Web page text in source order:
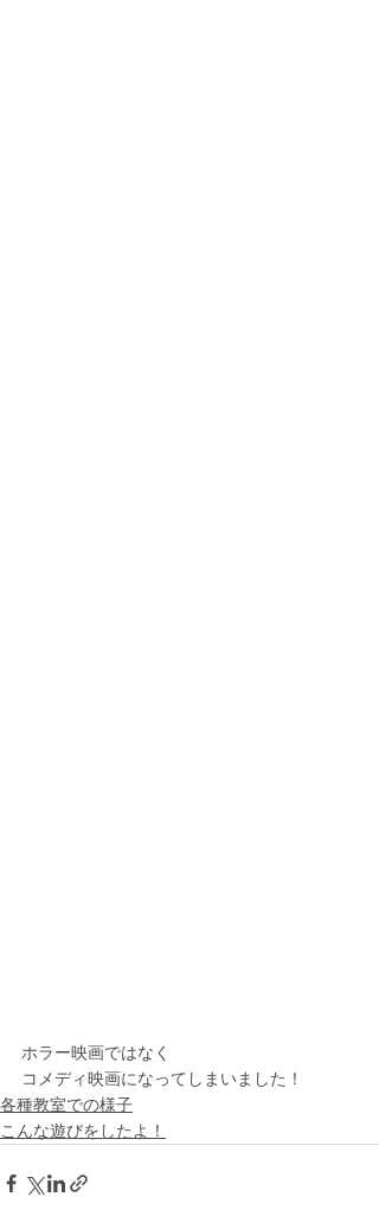
ホラー映画ではなく
コメディ映画になってしまいました！
各種教室での様子
こんな遊びをしたよ！